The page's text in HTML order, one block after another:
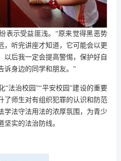
表示受益匪浅。“原来觉得黑恶势
，听完讲座才知道，它可能会以更
以后我一定会提高警惕，保护好自
诉身边的同学和朋友。”
“法治校园”“平安校园”建设的重要
了师生对有组织犯罪的认识和防范
学法守法用法的浓厚氛围，为青少
实的法治防线。